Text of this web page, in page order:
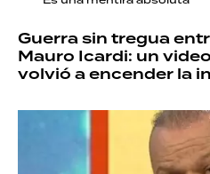
Guerra sin tregua
Mauro Icardi: un
volvió a encender la